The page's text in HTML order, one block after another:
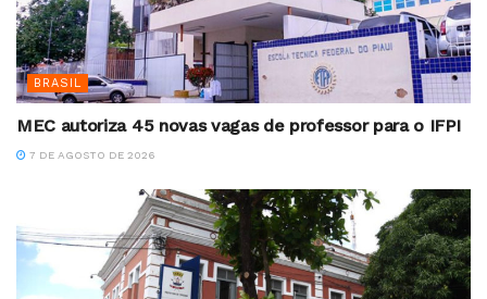
BRASIL
MEC autoriza 45 novas vagas de professor para o IFPI
7 DE AGOSTO DE 2026